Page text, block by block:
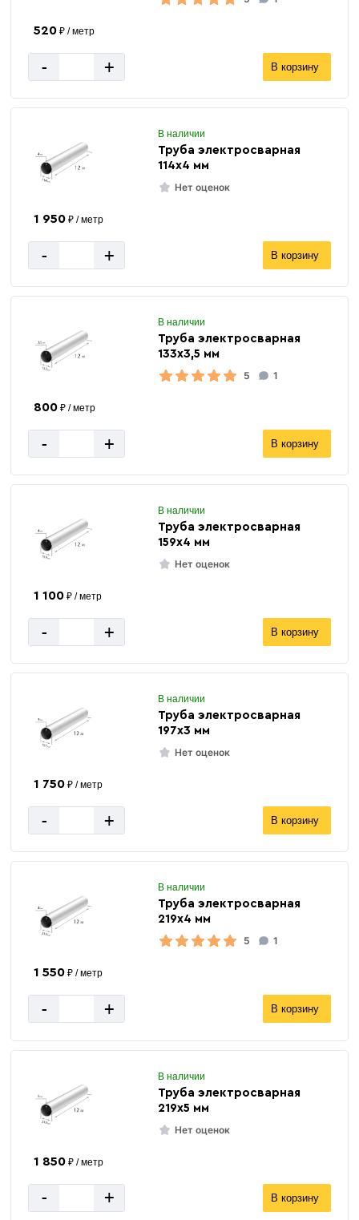
520 ₽ / метр
- + В корзину
В наличии
Труба электросварная
114х4 мм
Нет оценок
1 950 ₽ / метр
- + В корзину
В наличии
Труба электросварная
133х3,5 мм
5
1
800 ₽ / метр
- + В корзину
В наличии
Труба электросварная
159х4 мм
Нет оценок
1 100 ₽ / метр
- + В корзину
В наличии
Труба электросварная
197х3 мм
Нет оценок
1 750 ₽ / метр
- + В корзину
В наличии
Труба электросварная
219х4 мм
5
1
1 550 ₽ / метр
- + В корзину
В наличии
Труба электросварная
219х5 мм
Нет оценок
1 850 ₽ / метр
- + В корзину